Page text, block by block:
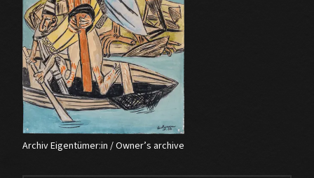
Archiv Eigentümer:in / Owner’s archive